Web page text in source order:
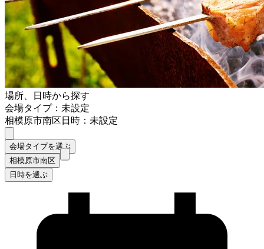
場所、日時から探す
会場タイプ：未設定
相模原市南区日時：未設定
会場タイプを選ぶ
相模原市南区
日時を選ぶ